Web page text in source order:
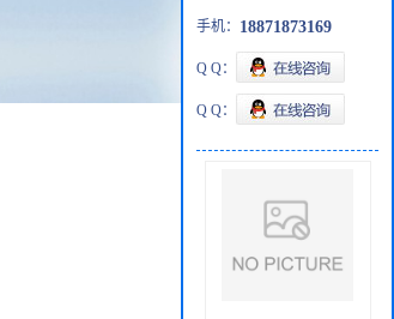
手机： 18871873169
Q Q：
Q Q：